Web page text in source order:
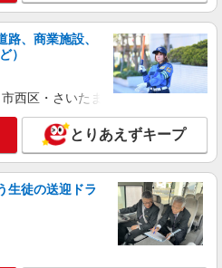
円〜1,300円 ★週払いOK（規定あ
与幅は経験・能力による
津若松市 【最寄駅】会津鉄道会津線
宅か
エリアなど、お好きな勤務地をお選
詳細を見る
日払いOK！日収1万円超え×サ高
円〜2062円 ＜日払い有/週払い有/交
、商業施設、
）
西区・さいたま市岩槻区・久喜市・
とりあえずキープ
生徒の送迎ドラ